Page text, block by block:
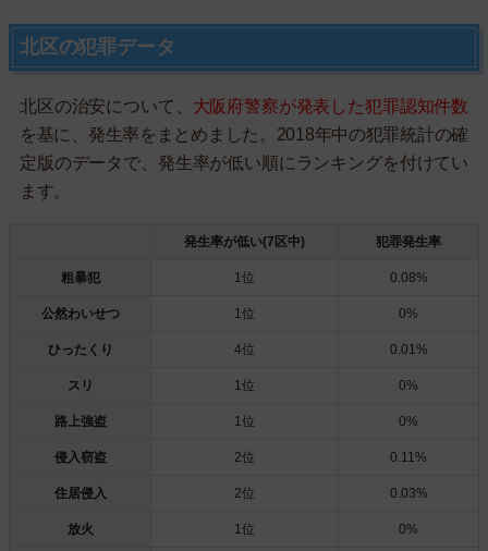
北区の犯罪データ
北区の治安について、 大阪府警察が発表した犯罪認知件数
を基に、発生率をまとめました。2018年中の犯罪統計の確
定版のデータで、発生率が低い順にランキングを付けてい
ます。
発生率が低い(7区中) 犯罪発生率
粗暴犯 1位 0.08%
公然わいせつ 1位 0%
ひったくり 4位 0.01%
スリ 1位 0%
路上強盗 1位 0%
侵入窃盗 2位 0.11%
住居侵入 2位 0.03%
放火 1位 0%